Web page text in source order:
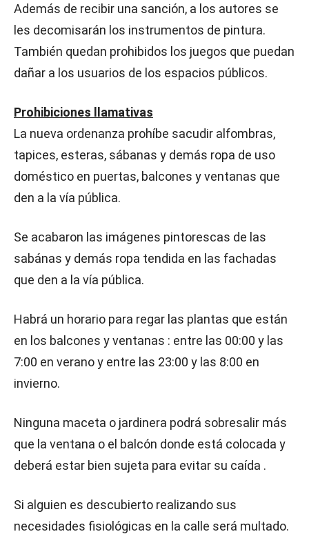
Además de recibir una sanción, a los autores se
les decomisarán los instrumentos de pintura.
También quedan prohibidos los juegos que puedan
dañar a los usuarios de los espacios públicos.
Prohibiciones llamativas
La nueva ordenanza prohíbe sacudir alfombras,
tapices, esteras, sábanas y demás ropa de uso
doméstico en puertas, balcones y ventanas que
den a la vía pública.
Se acabaron las imágenes pintorescas de las
sabánas y demás ropa tendida en las fachadas
que den a la vía pública.
Habrá un horario para regar las plantas que están
en los balcones y ventanas : entre las 00:00 y las
7:00 en verano y entre las 23:00 y las 8:00 en
invierno.
Ninguna maceta o jardinera podrá sobresalir más
que la ventana o el balcón donde está colocada y
deberá estar bien sujeta para evitar su caída .
Si alguien es descubierto realizando sus
necesidades fisiológicas en la calle será multado.